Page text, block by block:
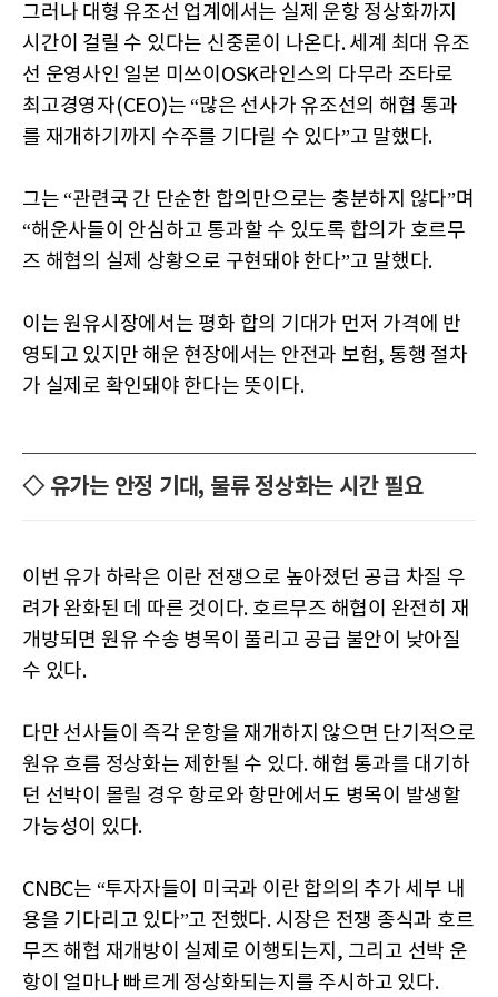
그러나 대형 유조선 업계에서는 실제 운항 정상화까지
시간이 걸릴 수 있다는 신중론이 나온다. 세계 최대 유조
선 운영사인 일본 미쓰이OSK라인스의 다무라 조타로
최고경영자(CEO)는 “많은 선사가 유조선의 해협 통과
를 재개하기까지 수주를 기다릴 수 있다”고 말했다.
그는 “관련국 간 단순한 합의만으로는 충분하지 않다”며
“해운사들이 안심하고 통과할 수 있도록 합의가 호르무
즈 해협의 실제 상황으로 구현돼야 한다”고 말했다.
이는 원유시장에서는 평화 합의 기대가 먼저 가격에 반
영되고 있지만 해운 현장에서는 안전과 보험, 통행 절차
가 실제로 확인돼야 한다는 뜻이다.
◇ 유가는 안정 기대, 물류 정상화는 시간 필요
이번 유가 하락은 이란 전쟁으로 높아졌던 공급 차질 우
려가 완화된 데 따른 것이다. 호르무즈 해협이 완전히 재
개방되면 원유 수송 병목이 풀리고 공급 불안이 낮아질
수 있다.
다만 선사들이 즉각 운항을 재개하지 않으면 단기적으로
원유 흐름 정상화는 제한될 수 있다. 해협 통과를 대기하
던 선박이 몰릴 경우 항로와 항만에서도 병목이 발생할
가능성이 있다.
CNBC는 “투자자들이 미국과 이란 합의의 추가 세부 내
용을 기다리고 있다”고 전했다. 시장은 전쟁 종식과 호르
무즈 해협 재개방이 실제로 이행되는지, 그리고 선박 운
항이 얼마나 빠르게 정상화되는지를 주시하고 있다.